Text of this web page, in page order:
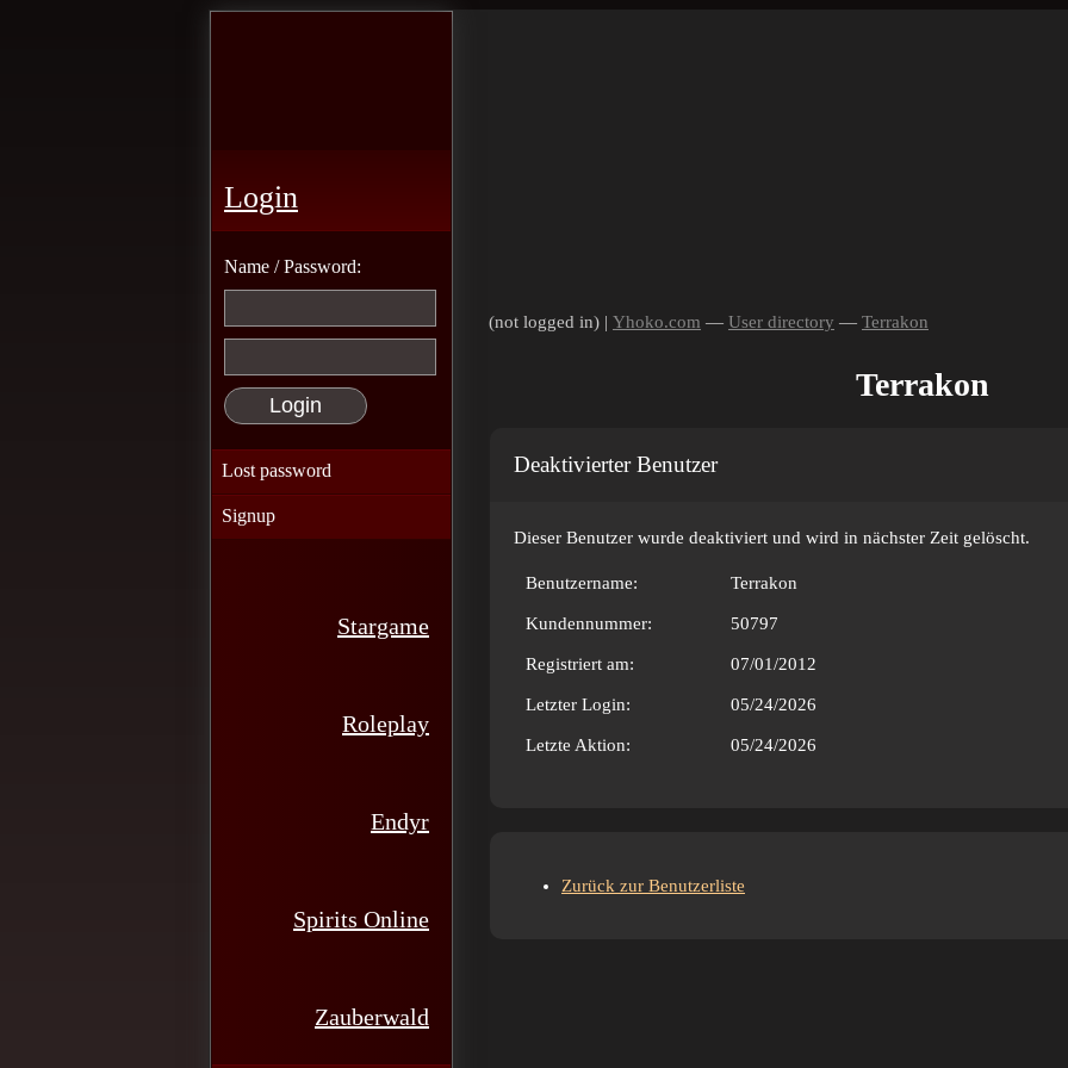
Login
Name / Password:
Lost password
Signup
Stargame
Roleplay
Endyr
Spirits Online
Zauberwald
(not logged in) | Yhoko.com — User directory — Terrakon
Terrakon
Deaktivierter Benutzer
Dieser Benutzer wurde deaktiviert und wird in nächster Zeit gelöscht.
Benutzername: Terrakon
Kundennummer: 50797
Registriert am: 07/01/2012
Letzter Login: 05/24/2026
Letzte Aktion: 05/24/2026
Zurück zur Benutzerliste